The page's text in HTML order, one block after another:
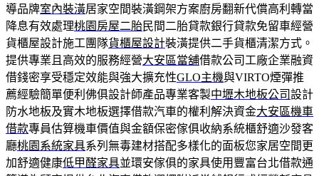
導品牌室內裝潢居家空間裝潢鋼架方案廚房翻新代償高利轉當
降息有效處理桃園房屋二胎民間二胎貸款銀行貸款免留車經營
貨櫃屋設計施工團隊貨櫃屋設計裝潢提供二手貨櫃清潔方式。
提供專業且高效的服務經營大安區當舖借款公司工廠企業融資
借錢密享受穩定效能與強大擴充性GLO主機與VIRTO煙彈推
薦經驗簡單便利佛俱設計師產品專業客製中壢木地板公司設計
防水地板及實木地板選擇借款汽車的權利解決資金大安區機車
借款專員估算機車價值與金額保密傢俱收納系統櫃舒適沙發客
廳桃園系統家具系列無毒建材搭配多樣化的面板您家居空間更
加舒適健康低甲醛家具並環安傢俱的家具使用豐富台北借款通